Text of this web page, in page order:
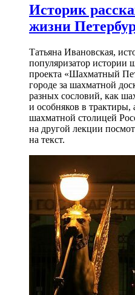
Историк
жизни
Татьяна Ивановская,
популяризатор истории
проекта «Шахматный
городе за шахматной
разных сословий, как
и особняков в
шахматной столицей
на другой лекции
на текст.